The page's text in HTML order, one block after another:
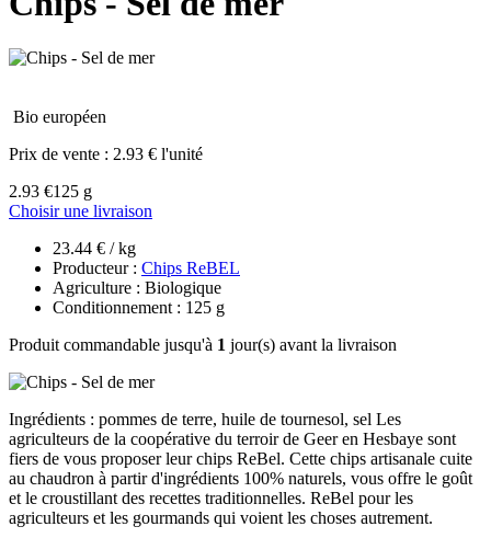
Bio européen
Prix de vente : 2.93 € l'unité
2.93 €125 g
Choisir une livraison
23.44 € / kg
Producteur : Chips ReBEL
Agriculture : Biologique
Conditionnement : 125 g
Produit commandable jusqu'à 1 jour(s) avant la livraison
Ingrédients : pommes de terre, huile de tournesol, sel Les
agriculteurs de la coopérative du terroir de Geer en Hesbaye sont
fiers de vous proposer leur chips ReBel. Cette chips artisanale cuite
au chaudron à partir d'ingrédients 100% naturels, vous offre le goût
et le croustillant des recettes traditionnelles. ReBel pour les
agriculteurs et les gourmands qui voient les choses autrement.